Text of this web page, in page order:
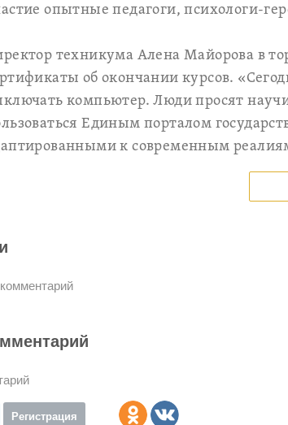
опытные педагоги, психологи-
техникума Алена Майорова в
об окончании курсов.
компьютер. Люди просят
Единым порталом
к современным
Регистрация